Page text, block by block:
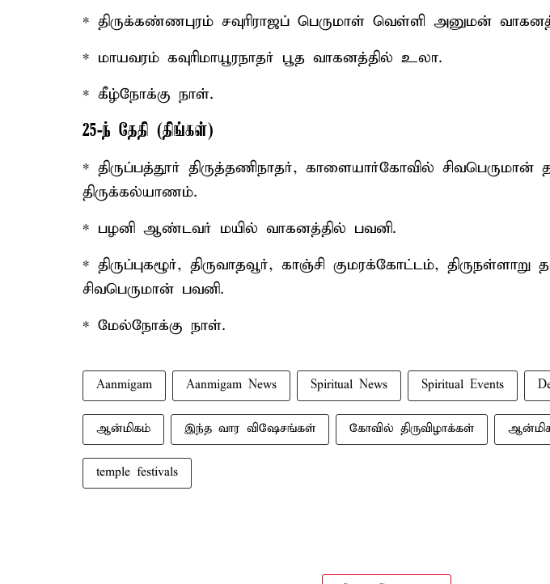
* திருக்கண்ணபுரம் சவுரிராஜப் பெருமாள் வெள்ளி அனுமன்
* மாயவரம் கவுரிமாயூரநாதர் பூத வாகனத்தில் உலா.
* கீழ்நோக்கு நாள்.
25-ந் தேதி (திங்கள்)
* திருப்பத்தூர் திருத்தணிநாதர், காளையார்கோவில் சிவபெருமான்
திருக்கல்யாணம்.
* பழனி ஆண்டவர் மயில் வாகனத்தில் பவனி.
* திருப்புகழூர், திருவாதவூர், காஞ்சி குமரக்கோட்டம், திருநள்ளாறு
சிவபெருமான் பவனி.
* மேல்நோக்கு நாள்.
Aanmigam Aanmigam News Spiritual News Spiritual Events
ஆன்மிகம் இந்த வார விஷேசங்கள் கோவில் திருவிழாக்கள்
temple festivals